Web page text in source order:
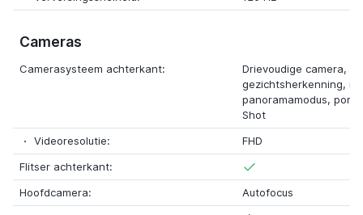
Cameras
Camerasysteem achterkant:
Drievoudige camera,
gezichtsherkenning,
panoramamodus,
Shot
Videoresolutie:
FHD
Flitser achterkant:
Hoofdcamera:
Autofocus